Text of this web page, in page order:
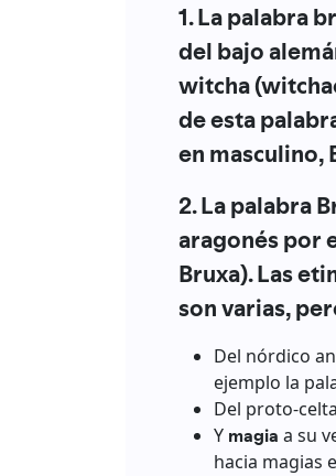
1. La palabra
del bajo
witcha
de esta
en masculino,
2. La palabra
aragonés por
Bruxa). Las
son varias,
Del nórdico
ejemplo la
Del proto-celta
Y magia a su
hacia magias